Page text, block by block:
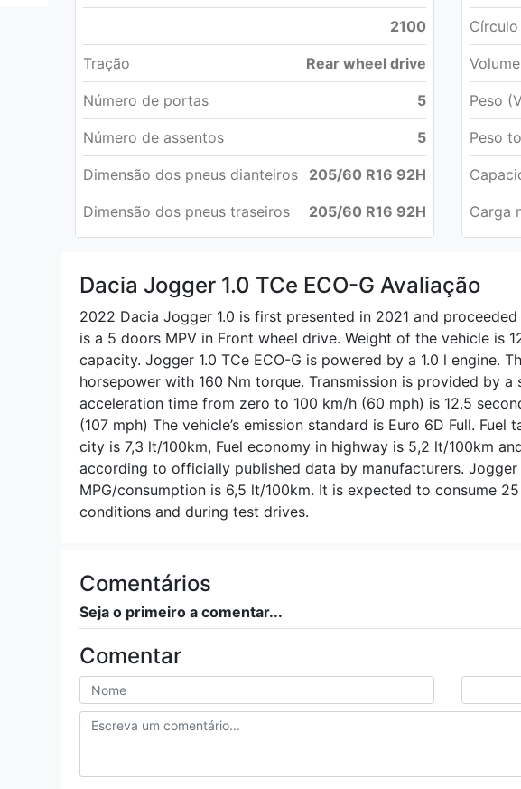
2100
Tração Rear wheel drive
Número de portas 5
Número de assentos 5
Dimensão dos pneus dianteiros 205/60 R16 92H
Dimensão dos pneus traseiros 205/60 R16 92H
Peso
Peso
Carga
Dacia Jogger 1.0 TCe ECO-G Avaliação
2022 Dacia Jogger 1.0 is first presented in 2021 and
is a 5 doors MPV in Front wheel drive. Weight of the vehicle is
capacity. Jogger 1.0 TCe ECO-G is powered by a 1.0 l engine.
horsepower with 160 Nm torque. Transmission is provided by
acceleration time from zero to 100 km/h (60 mph) is 12.5
(107 mph) The vehicle’s emission standard is Euro 6D Full.
city is 7,3 lt/100km, Fuel economy in highway is 5,2 lt/100km
according to officially published data by manufacturers. Jogger
MPG/consumption is 6,5 lt/100km. It is expected to consume
conditions and during test drives.
Comentários
Seja o primeiro a comentar...
Comentar